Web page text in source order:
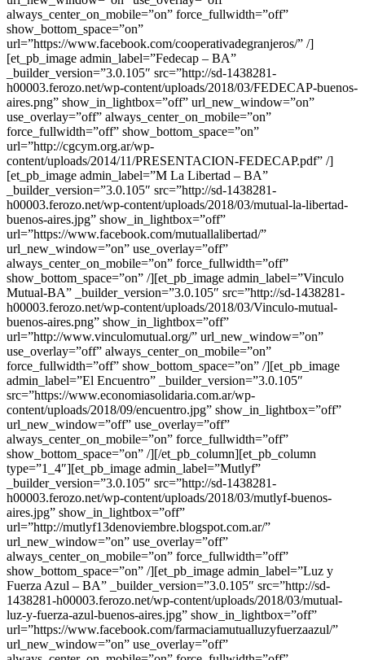
always_center_on_mobile=”on” force_fullwidth=”off”
show_bottom_space=”on”
url=”https://www.facebook.com/cooperativadegranjeros/” /]
[et_pb_image admin_label=”Fedecap – BA”
_builder_version=”3.0.105″ src=”http://sd-1438281-
h00003.ferozo.net/wp-content/uploads/2018/03/FEDECAP-buenos-
aires.png” show_in_lightbox=”off” url_new_window=”on”
use_overlay=”off” always_center_on_mobile=”on”
force_fullwidth=”off” show_bottom_space=”on”
url=”http://cgcym.org.ar/wp-
content/uploads/2014/11/PRESENTACION-FEDECAP.pdf” /]
[et_pb_image admin_label=”M La Libertad – BA”
_builder_version=”3.0.105″ src=”http://sd-1438281-
h00003.ferozo.net/wp-content/uploads/2018/03/mutual-la-libertad-
buenos-aires.jpg” show_in_lightbox=”off”
url=”https://www.facebook.com/mutuallalibertad/”
url_new_window=”on” use_overlay=”off”
always_center_on_mobile=”on” force_fullwidth=”off”
show_bottom_space=”on” /][et_pb_image admin_label=”Vinculo
Mutual-BA” _builder_version=”3.0.105″ src=”http://sd-1438281-
h00003.ferozo.net/wp-content/uploads/2018/03/Vinculo-mutual-
buenos-aires.png” show_in_lightbox=”off”
url=”http://www.vinculomutual.org/” url_new_window=”on”
use_overlay=”off” always_center_on_mobile=”on”
force_fullwidth=”off” show_bottom_space=”on” /][et_pb_image
admin_label=”El Encuentro” _builder_version=”3.0.105″
src=”https://www.economiasolidaria.com.ar/wp-
content/uploads/2018/09/encuentro.jpg” show_in_lightbox=”off”
url_new_window=”off” use_overlay=”off”
always_center_on_mobile=”on” force_fullwidth=”off”
show_bottom_space=”on” /][/et_pb_column][et_pb_column
type=”1_4″][et_pb_image admin_label=”Mutlyf”
_builder_version=”3.0.105″ src=”http://sd-1438281-
h00003.ferozo.net/wp-content/uploads/2018/03/mutlyf-buenos-
aires.jpg” show_in_lightbox=”off”
url=”http://mutlyf13denoviembre.blogspot.com.ar/”
url_new_window=”on” use_overlay=”off”
always_center_on_mobile=”on” force_fullwidth=”off”
show_bottom_space=”on” /][et_pb_image admin_label=”Luz y
Fuerza Azul – BA” _builder_version=”3.0.105″ src=”http://sd-
1438281-h00003.ferozo.net/wp-content/uploads/2018/03/mutual-
luz-y-fuerza-azul-buenos-aires.jpg” show_in_lightbox=”off”
url=”https://www.facebook.com/farmaciamutualluzyfuerzaazul/”
url_new_window=”on” use_overlay=”off”